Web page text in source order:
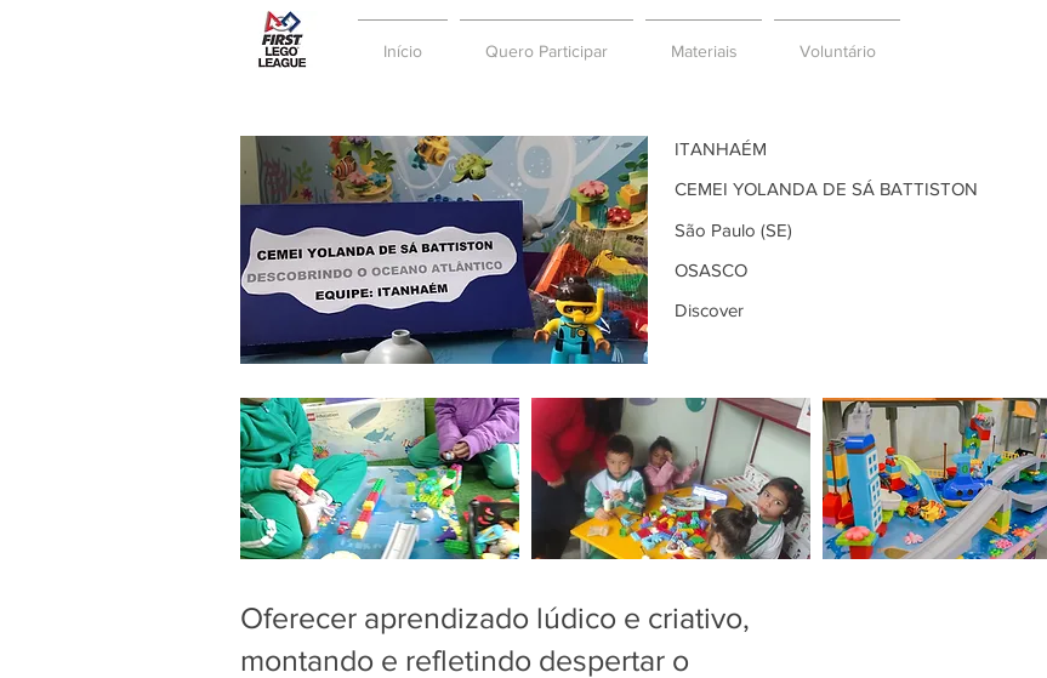
Início Quero Participar Materiais Voluntário
ITANHAÉM
CEMEI YOLANDA DE SÁ BATTISTON
São Paulo (SE)
OSASCO
Discover
Oferecer aprendizado lúdico e criativo,
montando e refletindo despertar o